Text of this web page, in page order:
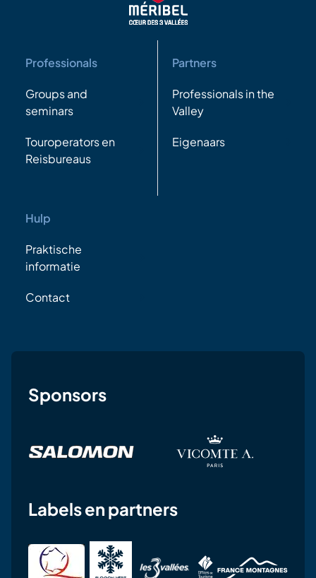
Professionals
Groups and
seminars
Touroperators en
Reisbureaus
Partners
Professionals in the
Valley
Eigenaars
Hulp
Praktische
informatie
Contact
Sponsors
Labels en partners